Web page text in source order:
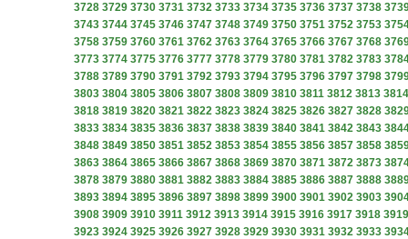
3728 3729 3730 3731 3732 3733 3734 3735 3736 3737 3738
3743 3744 3745 3746 3747 3748 3749 3750 3751 3752 3753
3758 3759 3760 3761 3762 3763 3764 3765 3766 3767 3768
3773 3774 3775 3776 3777 3778 3779 3780 3781 3782 3783
3788 3789 3790 3791 3792 3793 3794 3795 3796 3797 3798
3803 3804 3805 3806 3807 3808 3809 3810 3811 3812 3813 3814
3818 3819 3820 3821 3822 3823 3824 3825 3826 3827 3828
3833 3834 3835 3836 3837 3838 3839 3840 3841 3842 3843
3848 3849 3850 3851 3852 3853 3854 3855 3856 3857 3858
3863 3864 3865 3866 3867 3868 3869 3870 3871 3872 3873
3878 3879 3880 3881 3882 3883 3884 3885 3886 3887 3888
3893 3894 3895 3896 3897 3898 3899 3900 3901 3902 3903
3908 3909 3910 3911 3912 3913 3914 3915 3916 3917 3918 3919
3923 3924 3925 3926 3927 3928 3929 3930 3931 3932 3933